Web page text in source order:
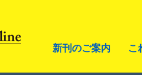
新刊のご案内 こ